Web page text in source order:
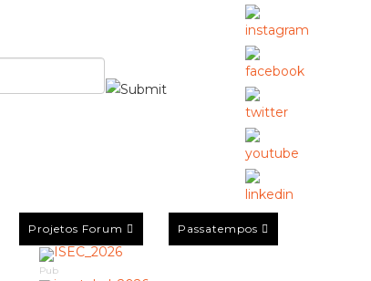
Projetos Forum Passatempos
Pub